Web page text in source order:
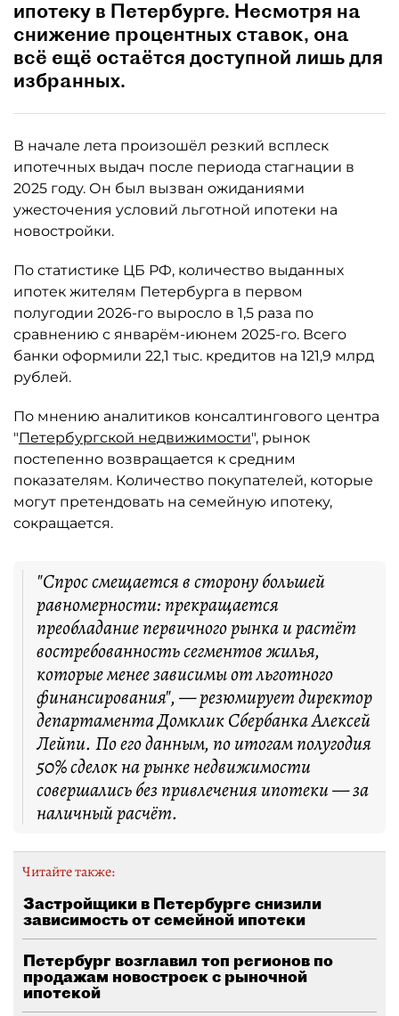
ипотеку в Петербурге. Несмотря на
снижение процентных ставок, она
всё ещё остаётся доступной лишь для
избранных.
В начале лета произошёл резкий всплеск
ипотечных выдач после периода стагнации в
2025 году. Он был вызван ожиданиями
ужесточения условий льготной ипотеки на
новостройки.
По статистике ЦБ РФ, количество выданных
ипотек жителям Петербурга в первом
полугодии 2026-го выросло в 1,5 раза по
сравнению с январём-июнем 2025-го. Всего
банки оформили 22,1 тыс. кредитов на 121,9 млрд
рублей.
По мнению аналитиков консалтингового центра
"Петербургской недвижимости", рынок
постепенно возвращается к средним
показателям. Количество покупателей, которые
могут претендовать на семейную ипотеку,
сокращается.
"Спрос смещается в сторону большей
равномерности: прекращается
преобладание первичного рынка и растёт
востребованность сегментов жилья,
которые менее зависимы от льготного
финансирования", — резюмирует директор
департамента Домклик Сбербанка Алексей
Лейпи. По его данным, по итогам полугодия
50% сделок на рынке недвижимости
совершались без привлечения ипотеки — за
наличный расчёт.
Читайте также:
Застройщики в Петербурге снизили
зависимость от семейной ипотеки
Петербург возглавил топ регионов по
продажам новостроек с рыночной
ипотекой